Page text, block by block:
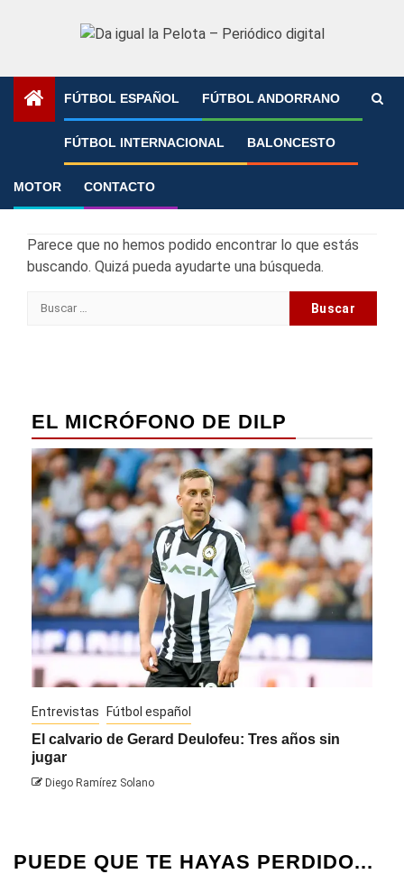
FÚTBOL ESPAÑOL FÚTBOL ANDORRANO
FÚTBOL INTERNACIONAL BALONCESTO
MOTOR CONTACTO
»
No se ha encontrado
nada
Parece que no hemos podido encontrar lo que estás
buscando. Quizá pueda ayudarte una búsqueda.
Buscar:
EL MICRÓFONO DE DILP
Entrevistas Fútbol español
El calvario de Gerard Deulofeu: Tres años sin
jugar
Diego Ramírez Solano
PUEDE QUE TE HAYAS PERDIDO...